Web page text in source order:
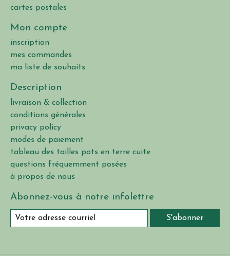
cartes postales
Mon compte
inscription
mes commandes
ma liste de souhaits
Description
livraison & collection
conditions générales
privacy policy
modes de paiement
tableau des tailles pots en terre cuite
questions fréquemment posées
à propos de nous
Abonnez-vous à notre infolettre
S'abonner